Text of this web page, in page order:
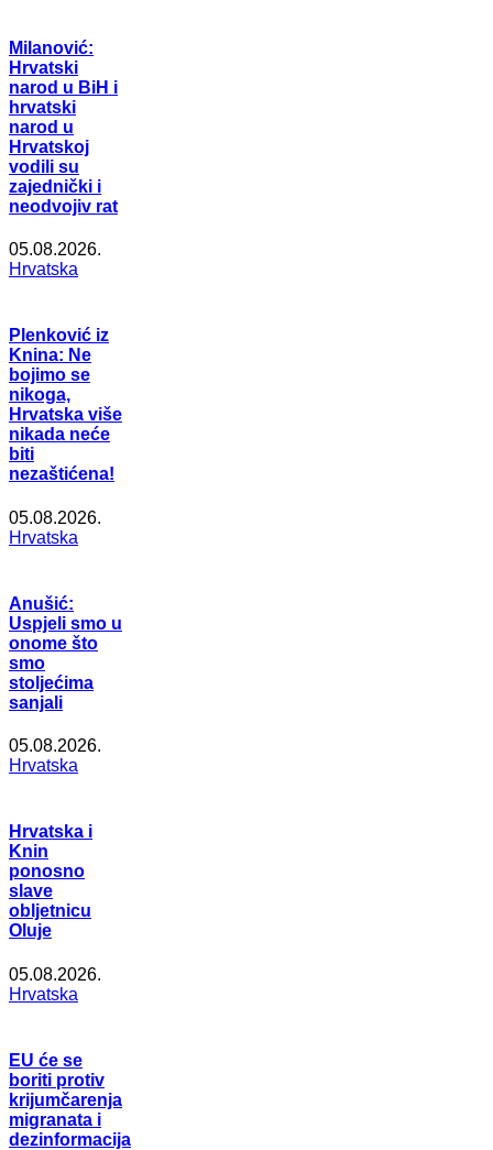
Milanović:
Hrvatski
narod u BiH i
hrvatski
narod u
Hrvatskoj
vodili su
zajednički i
neodvojiv rat
05.08.2026.
Hrvatska
Plenković iz
Knina: Ne
bojimo se
nikoga,
Hrvatska više
nikada neće
biti
nezaštićena!
05.08.2026.
Hrvatska
Anušić:
Uspjeli smo u
onome što
smo
stoljećima
sanjali
05.08.2026.
Hrvatska
Hrvatska i
Knin
ponosno
slave
obljetnicu
Oluje
05.08.2026.
Hrvatska
EU će se
boriti protiv
krijumčarenja
migranata i
dezinformacija